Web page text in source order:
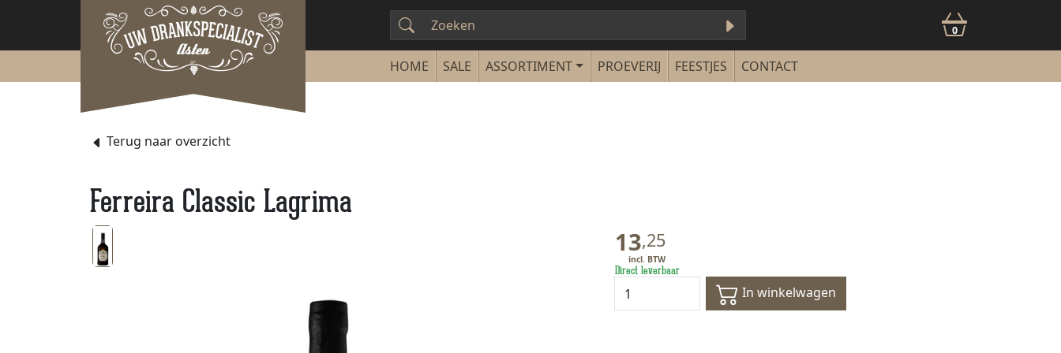
0
SALE ASSORTIMENT PROEVERIJ FEESTJES CONTACT
Terug naar overzicht
Ferreira Classic Lagrima
13,25
Direct leverbaar
In winkelwagen